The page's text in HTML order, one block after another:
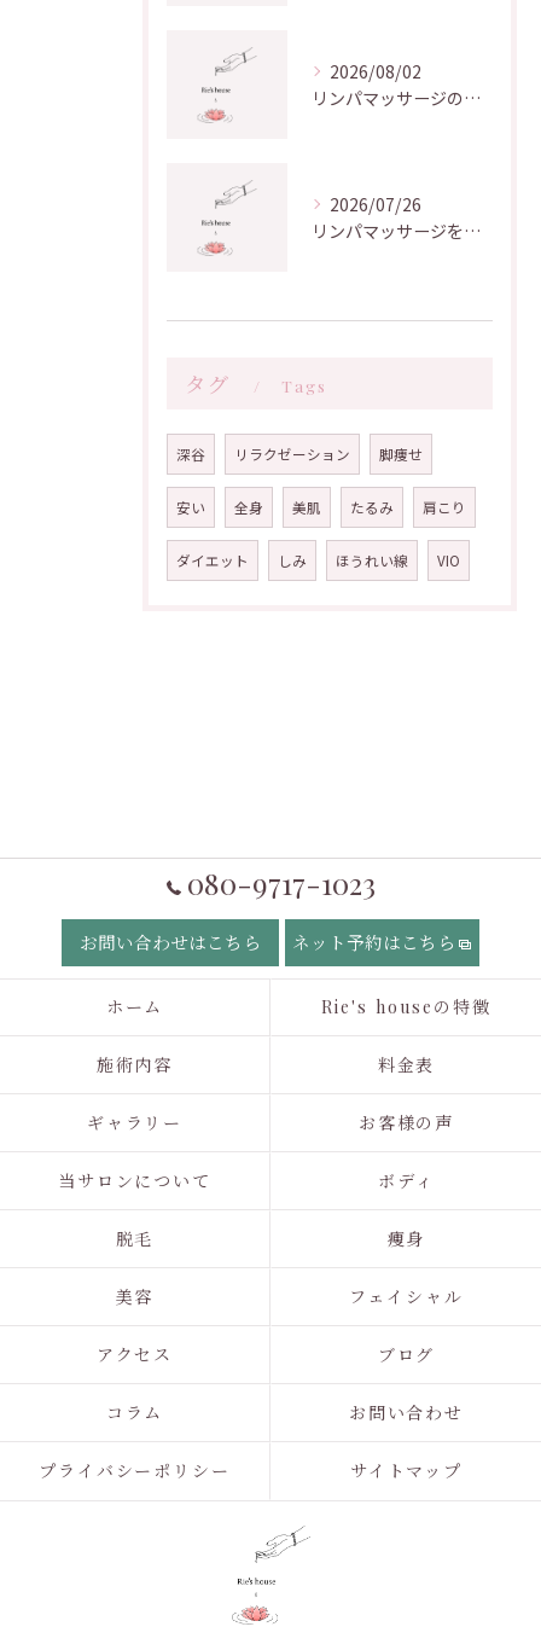
2026/08/02
リンパマッサージの効果を埼玉県で実感する方法と変化が出るタイミングまとめ
2026/07/26
リンパマッサージを近くで体験理想サロン選びと効果的なむくみケア術
タグ Tags
深谷 リラクゼーション 脚痩せ
安い 全身 美肌 たるみ 肩こり
ダイエット しみ ほうれい線 VIO
080-9717-1023
お問い合わせはこちら ネット予約はこちら
ホーム Rie's houseの特徴
施術内容 料金表
ギャラリー お客様の声
当サロンについて ボディ
脱毛 痩身
美容 フェイシャル
アクセス ブログ
コラム お問い合わせ
プライバシーポリシー サイトマップ